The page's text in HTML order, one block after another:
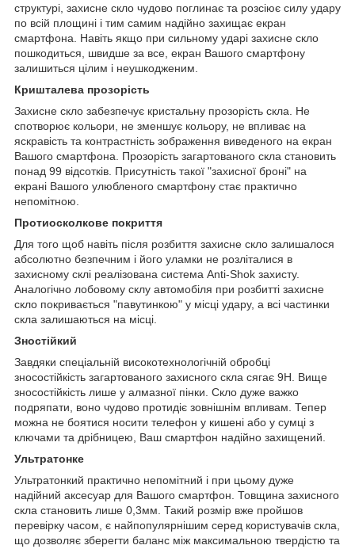
структурі, захисне скло чудово поглинає та розсіює силу удару
по всій площині і тим самим надійно захищає екран
смартфона. Навіть якщо при сильному ударі захисне скло
пошкодиться, швидше за все, екран Вашого смартфону
залишиться цілим і неушкодженим.
Кришталева прозорість
Захисне скло забезпечує кристальну прозорість скла. Не
спотворює кольори, не зменшує кольору, не впливає на
яскравість та контрастність зображення виведеного на екран
Вашого смартфона. Прозорість загартованого скла становить
понад 99 відсотків. Присутність такої "захисної броні" на
екрані Вашого улюбленого смартфону стає практично
непомітною.
Протиосколкове покриття
Для того щоб навіть після розбиття захисне скло залишалося
абсолютно безпечним і його уламки не розліталися в
захисному склі реалізована система Anti-Shok захисту.
Аналогічно лобовому склу автомобіля при розбитті захисне
скло покривається "павутинкою" у місці удару, а всі частинки
скла залишаються на місці.
Зностійкий
Завдяки спеціальній високотехнологічній обробці
зносостійкість загартованого захисного скла сягає 9H. Вище
зносостійкість лише у алмазної пінки. Скло дуже важко
подряпати, воно чудово протидіє зовнішнім впливам. Тепер
можна не боятися носити телефон у кишені або у сумці з
ключами та дрібницею, Ваш смартфон надійно захищений.
Ультратонке
Ультратонкий практично непомітний і при цьому дуже
надійний аксесуар для Вашого смартфон. Товщина захисного
скла становить лише 0,3мм. Такий розмір вже пройшов
перевірку часом, є найпопулярнішим серед користувачів скла,
що дозволяє зберегти баланс між максимальною твердістю та